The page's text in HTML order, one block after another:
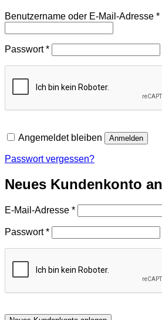
Benutzername oder E-Mail-Adresse *
Passwort*Erforderlich
Angemeldet bleiben Anmelden
Passwort vergessen?
Neues Kundenkonto
E-Mail-Adresse *Erforderlich
Passwort*Erforderlich